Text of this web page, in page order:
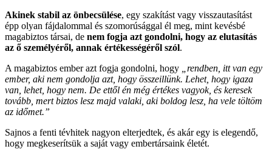
Akinek stabil az önbecsülése, egy szakítást vagy visszautasítást
épp olyan fájdalommal és szomorúsággal él meg, mint kevésbé
magabiztos társai, de nem fogja azt gondolni, hogy az elutasítás
az ő személyéről, annak értékességéről szól.
A magabiztos ember azt fogja gondolni, hogy
„rendben, itt van egy
ember, aki nem gondolja azt, hogy összeillünk. Lehet, hogy igaza
van, lehet, hogy nem. De ettől én még értékes vagyok, és keresek
tovább, mert biztos lesz majd valaki, aki boldog lesz, ha vele töltöm
az időmet.”
Sajnos a fenti tévhitek nagyon elterjedtek, és akár egy is elegendő,
hogy megkeserítsük a saját vagy embertársaink életét.